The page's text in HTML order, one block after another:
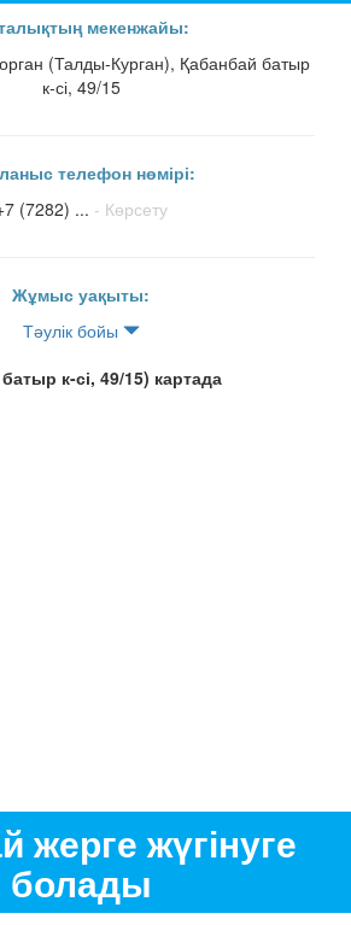
мекенжайы:
(Талды-Курган), Қабанбай батыр
к-сі, 49/15
телефон нөмірі:
(7282) ... - Көрсету
Жұмыс уақыты:
Тәулік бойы
к-сі, 49/15) картада
жерге жүгінуге
болады